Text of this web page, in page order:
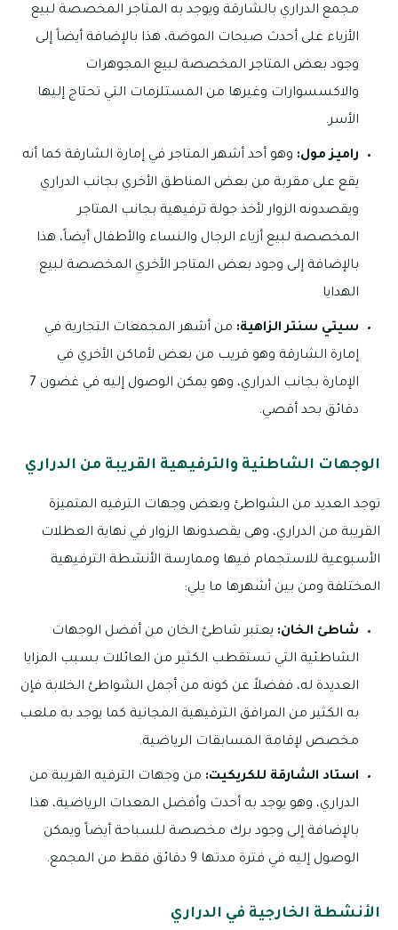
مجمع الدراري بالشارقة ويوجد به المتاجر المخصصة لبيع
الأزياء على أحدث صيحات الموضة، هذا بالإضافة أيضاً إلى
وجود بعض المتاجر المخصصة لبيع المجوهرات
والاكسسوارات وغيرها من المستلزمات التي تحتاج إليها
الأسر.
راميز مول: وهو أحد أشهر المتاجر في إمارة الشارقة كما أنه
يقع على مقربة من بعض المناطق الأخري بجانب الدراري
ويقصدونه الزوار لأخذ جولة ترفيهية بجانب المتاجر
المخصصة لبيع أزياء الرجال والنساء والأطفال أيضاً، هذا
بالإضافة إلى وجود بعض المتاجر الأخري المخصصة لبيع
الهدايا
سيتي سنتر الزاهية: من أشهر المجمعات التجارية في
إمارة الشارقة وهو قريب من بعض لأماكن الأخري في
الإمارة بجانب الدراري، وهو يمكن الوصول إليه في غضون 7
دقائق بحد أقصي.
الوجهات الشاطئية والترفيهية القريبة من الدراري
توجد العديد من الشواطئ وبعض وجهات الترفيه المتميزة
القريبة من الدراري، وهى يقصدونها الزوار في نهاية العطلات
الأسبوعية للاستجمام فيها وممارسة الأنشطة الترفيهية
المختلفة ومن بين أشهرها ما يلي:
شاطئ الخان: يعتبر شاطئ الخان من أفضل الوجهات
الشاطئية التي تستقطب الكثير من العائلات بسبب المزايا
العديدة له، ففضلاً عن كونه من أجمل الشواطئ الخلابة فإن
به الكثير من المرافق الترفيهية المجانية كما يوجد به ملعب
مخصص لإقامة المسابقات الرياضية.
استاد الشارقة للكريكيت: من وجهات الترفيه القريبة من
الدراري، وهو يوجد به أحدث وأفضل المعدات الرياضية، هذا
بالإضافة إلى وجود برك مخصصة للسباحة أيضاً ويمكن
الوصول إليه في فترة مدتها 9 دقائق فقط من المجمع.
الأنشطة الخارجية في الدراري